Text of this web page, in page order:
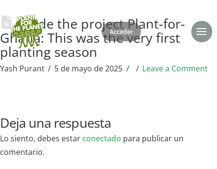
Acceder Donar
Inside the project Plant-for-
Ghana: This was the very first
planting season
Yash Purant 5 de mayo de 2025 Leave a Comment
Deja una respuesta
Lo siento, debes estar conectado para publicar un
comentario.